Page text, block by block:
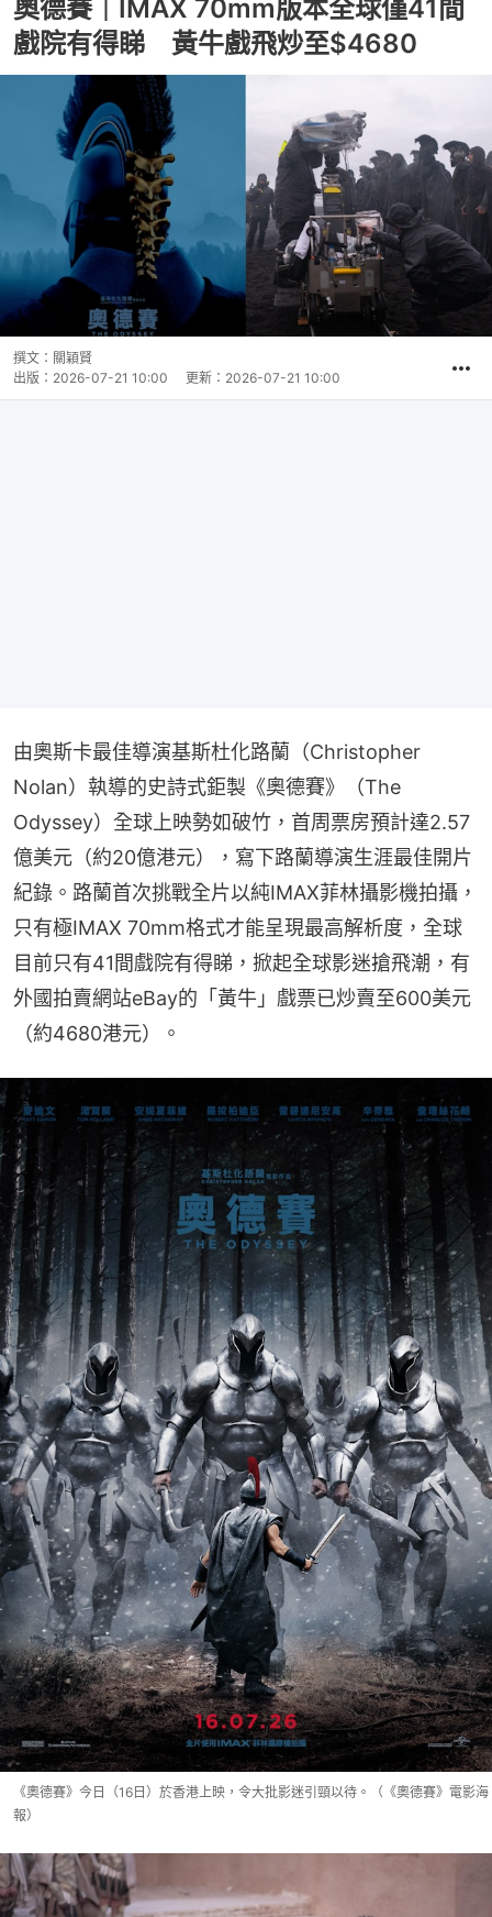
奧德賽｜IMAX 70mm版本全球僅41間
戲院有得睇 黃牛戲飛炒至$4680
撰文： 關穎賢
出版： 2026-07-21 10:00 更新： 2026-07-21 10:00
由奧斯卡最佳導演基斯杜化路蘭（Christopher
Nolan）執導的史詩式鉅製《奧德賽》（The
Odyssey）全球上映勢如破竹，首周票房預計達2.57
億美元（約20億港元），寫下路蘭導演生涯最佳開片
紀錄。路蘭首次挑戰全片以純IMAX菲林攝影機拍攝，
只有極IMAX 70mm格式才能呈現最高解析度，全球
目前只有41間戲院有得睇，掀起全球影迷搶飛潮，有
外國拍賣網站eBay的「黃牛」戲票已炒賣至600美元
（約4680港元）。
《奧德賽》今日（16日）於香港上映，令大批影迷引頸以待。（《奧德賽》電影海
報）